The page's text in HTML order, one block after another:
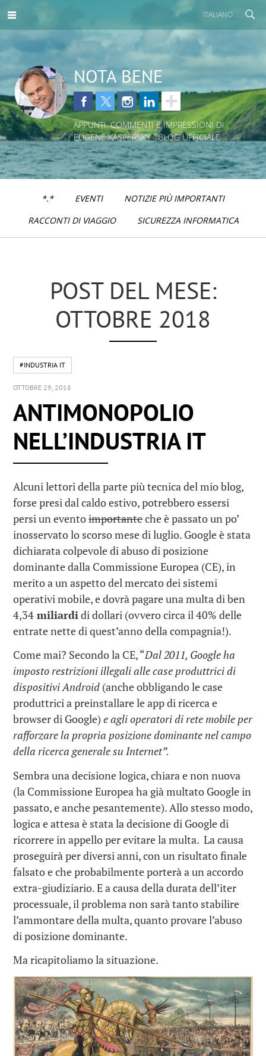
ITALIANO
NOTA BENE
APPUNTI, COMMENTI E IMPRESSIONI DI
EUGENE KASPERSKY - BLOG UFFICIALE
*.* EVENTI
NOTIZIE PIÙ IMPORTANTI
RACCONTI DI VIAGGIO
SICUREZZA INFORMATICA
POST DEL MESE:
OTTOBRE 2018
#INDUSTRIA IT
OTTOBRE 29, 2018
ANTIMONOPOLIO
NELL’INDUSTRIA IT
Alcuni lettori della parte più tecnica del mio blog,
forse presi dal caldo estivo, potrebbero essersi
persi un eventoimportanteche è passato un po’
inosservato lo scorso mese di luglio. Google è stata
dichiarata colpevole di abuso di posizione
dominante dalla Commissione Europea (CE), in
merito a un aspetto del mercato dei sistemi
operativi mobile, e dovrà pagare una multa di ben
4,34 miliardidi dollari (ovvero circa il 40% delle
entrate nette di quest’anno della compagnia!).
Come mai? Secondo la CE, “Dal 2011, Google ha
imposto restrizioni illegali alle case produttrici di
dispositivi Android (anche obbligando le case
produttrici a preinstallare le app di ricerca e
browser di Google) e agli operatori di rete mobile per
rafforzare la propria posizione dominante nel campo
della ricerca generale su Internet”.
Sembra una decisione logica, chiara e non nuova
(la Commissione Europea ha già multato Google in
passato, e anche pesantemente). Allo stesso modo,
logica e attesa è stata la decisione di Google di
ricorrere in appello per evitare la multa. La causa
proseguirà per diversi anni, con un risultato finale
falsato e che probabilmente porterà a un accordo
extra-giudiziario. E a causa della durata dell’iter
processuale, il problema non sarà tanto stabilire
l’ammontare della multa, quanto provare l’abuso
di posizione dominante.
Ma ricapitoliamo la situazione.